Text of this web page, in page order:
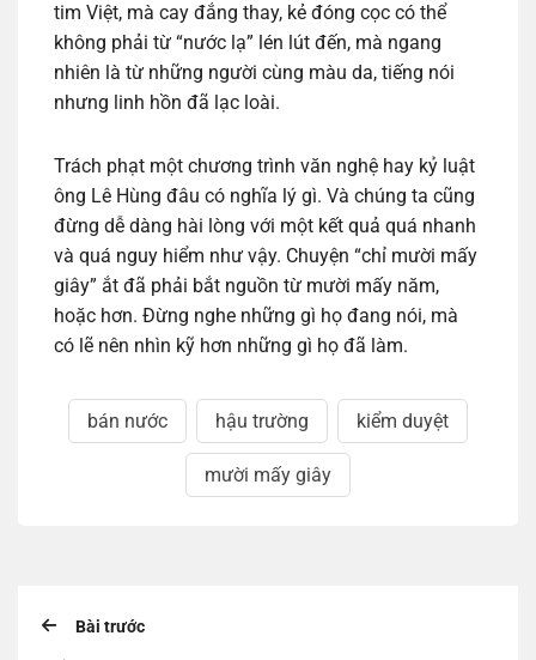
tim Việt, mà cay đắng thay, kẻ đóng cọc có thể
không phải từ “nước lạ” lén lút đến, mà ngang
nhiên là từ những người cùng màu da, tiếng nói
nhưng linh hồn đã lạc loài.
Trách phạt một chương trình văn nghệ hay kỷ luật
ông Lê Hùng đâu có nghĩa lý gì. Và chúng ta cũng
đừng dễ dàng hài lòng với một kết quả quá nhanh
và quá nguy hiểm như vậy. Chuyện “chỉ mười mấy
giây” ắt đã phải bắt nguồn từ mười mấy năm,
hoặc hơn. Đừng nghe những gì họ đang nói, mà
có lẽ nên nhìn kỹ hơn những gì họ đã làm.
bán nước hậu trường kiểm duyệt
mười mấy giây
Bài trước